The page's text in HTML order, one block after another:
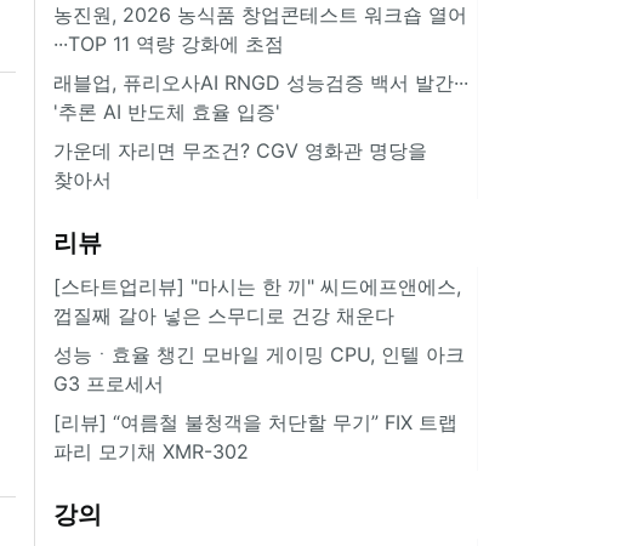
농진원, 2026 농식품 창업콘테스트 워크숍 열어
···TOP 11 역량 강화에 초점
래블업, 퓨리오사AI RNGD 성능검증 백서 발간···
'추론 AI 반도체 효율 입증'
가운데 자리면 무조건? CGV 영화관 명당을
찾아서
리뷰
[스타트업리뷰] "마시는 한 끼" 씨드에프앤에스,
껍질째 갈아 넣은 스무디로 건강 채운다
성능ㆍ효율 챙긴 모바일 게이밍 CPU, 인텔 아크
G3 프로세서
[리뷰] “여름철 불청객을 처단할 무기” FIX 트랩
파리 모기채 XMR-302
강의